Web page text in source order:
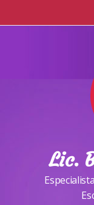
Lic.